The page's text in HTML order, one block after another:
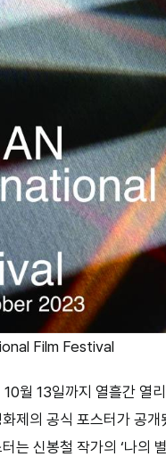
Film Festival
월 13일까지 열흘간 열
제의 공식 포스터가 공개
는 신봉철 작가의 ‘나의